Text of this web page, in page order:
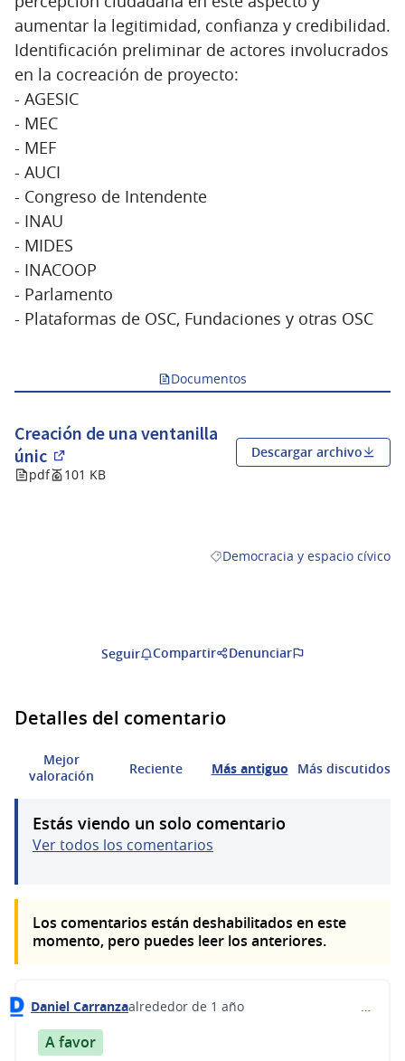
aumentar la legitimidad, confianza y credibilidad.
Identificación preliminar de actores involucrados
en la cocreación de proyecto:
- AGESIC
- MEC
- MEF
- AUCI
- Congreso de Intendente
- INAU
- MIDES
- INACOOP
- Parlamento
- Plataformas de OSC, Fundaciones y otras OSC
Documentos
Creación de una ventanilla
únic
(Abrir en una pestaña nueva)
pdf 101 KB
Descargar archivo
Resultados al filtrar por la
Democracia y espacio cívico
Seguir Compartir Denunciar
Detalles del comentario
Mejor
valoración
Reciente Más antiguo Más discutidos
Estás viendo un solo comentario
Ver todos los comentarios
Los comentarios están deshabilitados en este
momento, pero puedes leer los anteriores.
Comentario 568
Daniel Carranzaalrededor de 1 año
A favor